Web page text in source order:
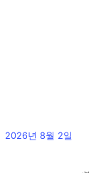
2026년 8월 2일